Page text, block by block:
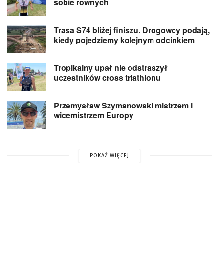
Trasa S74 bliżej finiszu. Drogowcy podają,
kiedy pojedziemy kolejnym odcinkiem
Tropikalny upał nie odstraszył
uczestników cross triathlonu
Przemysław Szymanowski mistrzem i
wicemistrzem Europy
POKAŻ WIĘCEJ